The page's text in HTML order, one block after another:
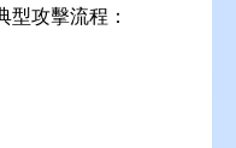
型攻擊流程：